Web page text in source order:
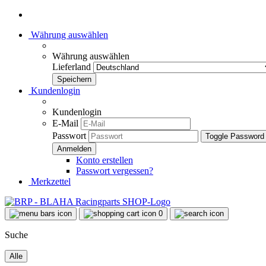
Währung auswählen
Währung auswählen
Lieferland
Kundenlogin
Kundenlogin
E-Mail
Passwort
Toggle
Konto erstellen
Passwort vergessen?
Merkzettel
0
Suche
Alle